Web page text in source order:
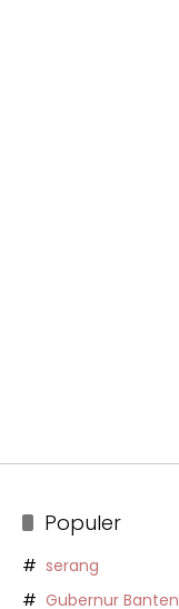
Populer
serang
Gubernur Banten